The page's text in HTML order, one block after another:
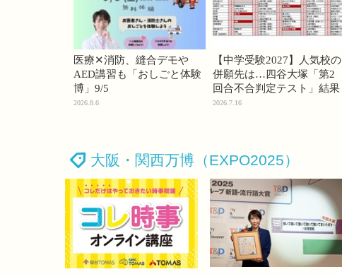
医療✕消防、縫合デモや
AED講習も「おしごと体験
博」9/5
2026.8.6
【中学受験2027】人気校の
併願先は…四谷大塚「第2
回合不合判定テスト」結果
2026.7.16
大阪・関西万博（EXPO2025）